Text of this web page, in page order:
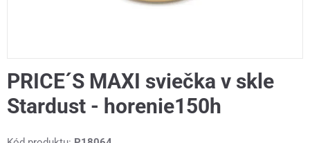
PRICE´S MAXI sviečka v skle
Stardust - horenie150h